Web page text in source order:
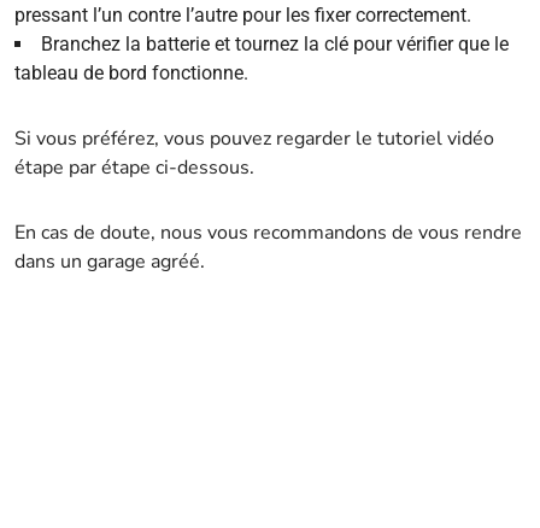
pressant l’un contre l’autre pour les fixer correctement.
Branchez la batterie et tournez la clé pour vérifier que le
tableau de bord fonctionne.
Si vous préférez, vous pouvez regarder le tutoriel vidéo
étape par étape ci-dessous.
En cas de doute, nous vous recommandons de vous rendre
dans un garage agréé.